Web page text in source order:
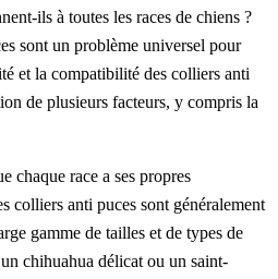
ils à toutes les races de chiens ?
sont un problème universel pour
et la compatibilité des colliers anti
de plusieurs facteurs, y compris la
chaque race a ses propres
colliers anti puces sont généralement
gamme de tailles et de types de
chihuahua délicat ou un saint-